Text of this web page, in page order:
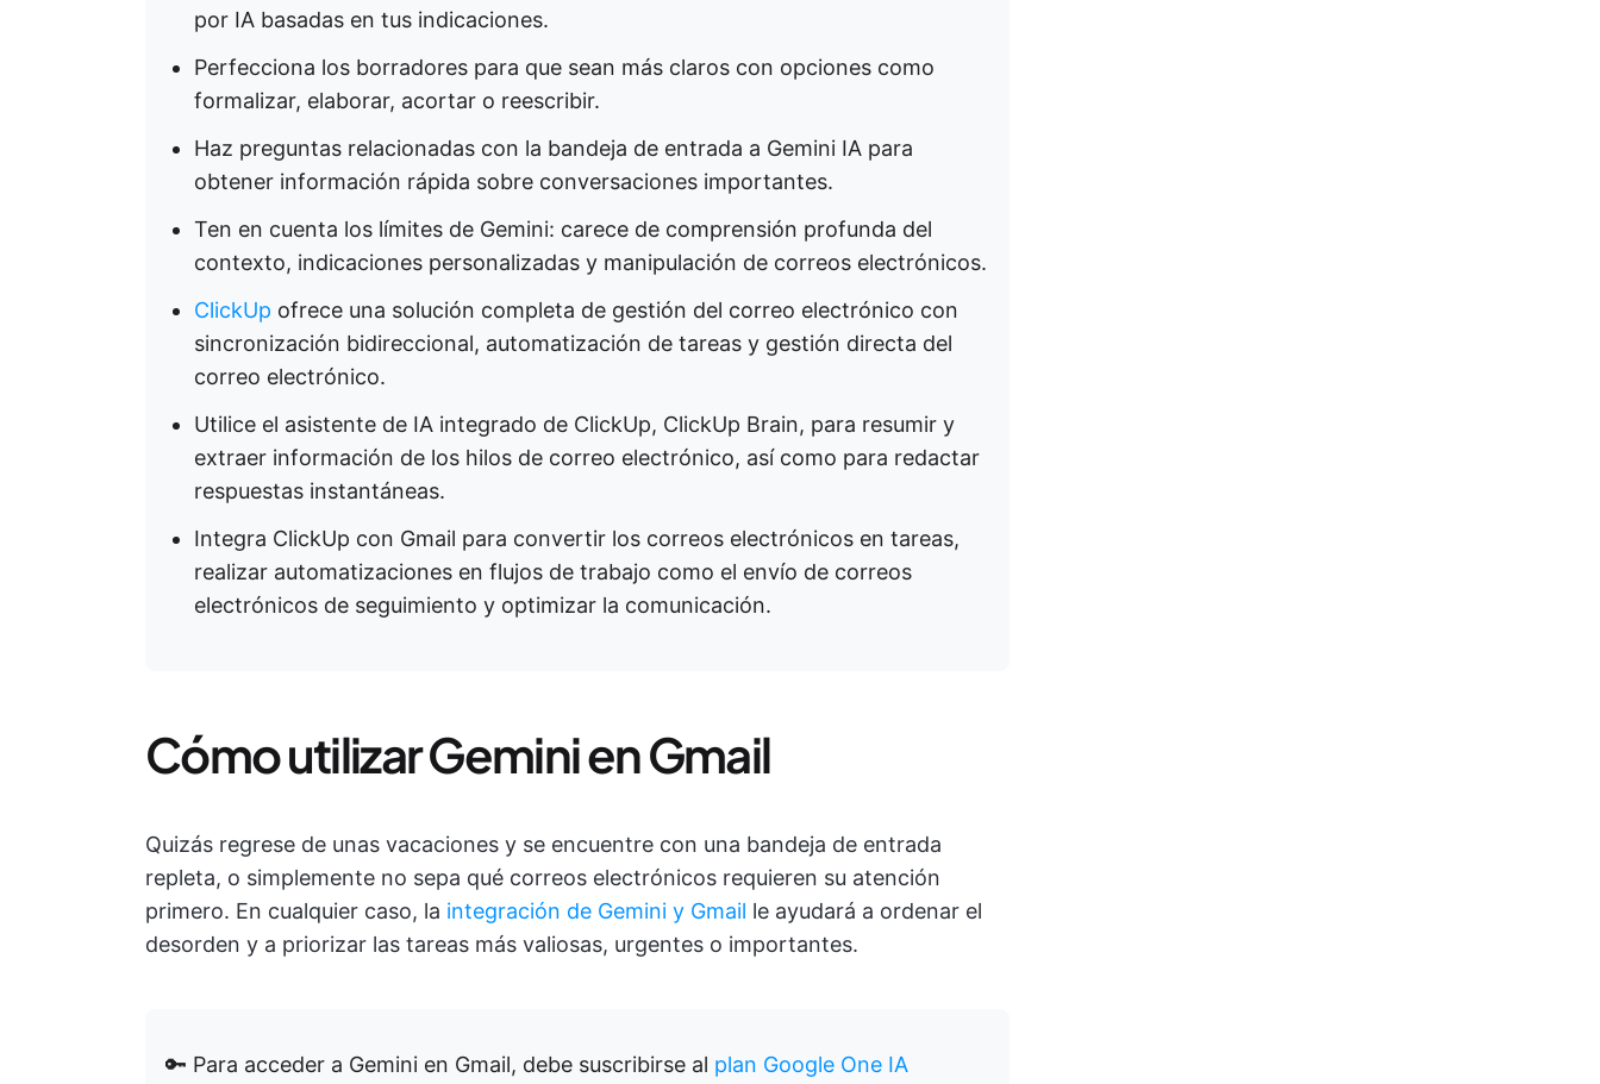
por IA basadas en tus indicaciones.
Perfecciona los borradores para que sean más claros con opciones como
formalizar, elaborar, acortar o reescribir.
Haz preguntas relacionadas con la bandeja de entrada a Gemini IA para
obtener información rápida sobre conversaciones importantes.
Ten en cuenta los límites de Gemini: carece de comprensión profunda del
contexto, indicaciones personalizadas y manipulación de correos electrónicos.
ClickUp ofrece una solución completa de gestión del correo electrónico con
sincronización bidireccional, automatización de tareas y gestión directa del
correo electrónico.
Utilice el asistente de IA integrado de ClickUp, ClickUp Brain, para resumir y
extraer información de los hilos de correo electrónico, así como para redactar
respuestas instantáneas.
Integra ClickUp con Gmail para convertir los correos electrónicos en tareas,
realizar automatizaciones en flujos de trabajo como el envío de correos
electrónicos de seguimiento y optimizar la comunicación.
Cómo utilizar Gemini en Gmail
Quizás regrese de unas vacaciones y se encuentre con una bandeja de entrada
repleta, o simplemente no sepa qué correos electrónicos requieren su atención
primero. En cualquier caso, la integración de Gemini y Gmail le ayudará a ordenar el
desorden y a priorizar las tareas más valiosas, urgentes o importantes.
🔑 Para acceder a Gemini en Gmail, debe suscribirse al plan Google One IA